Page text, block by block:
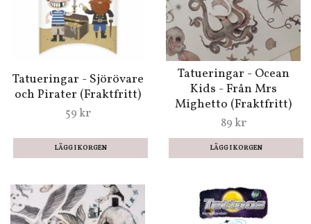
Tatueringar - Sjörövare
och Pirater (Fraktfritt)
59 kr
Tatueringar - Ocean
Kids - Från Mrs
Mighetto (Fraktfritt)
89 kr